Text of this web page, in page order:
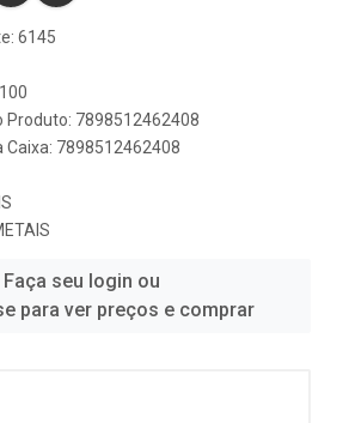
6145
Produto: 7898512462408
Caixa: 7898512462408
Faça seu login ou
para ver preços e comprar